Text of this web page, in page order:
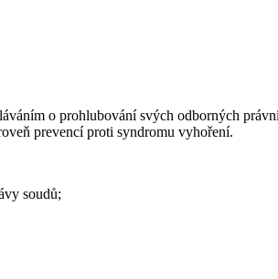
o prohlubování svých odborných
prevencí proti syndromu vyhoření.
soudů;